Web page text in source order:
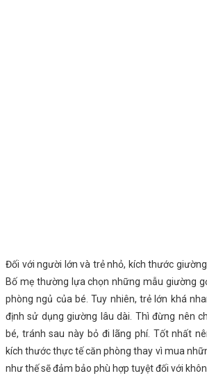
Đối với người lớn và trẻ nhỏ, kích thước
Bố mẹ thường lựa chọn những mẫu giường
phòng ngủ của bé. Tuy nhiên, trẻ lớn khá
định sử dụng giường lâu dài. Thì đừng nên
bé, tránh sau này bỏ đi lãng phí. Tốt nhất
kích thước thực tế căn phòng thay vì mua
như thế sẽ đảm bảo phù hợp tuyệt đối với